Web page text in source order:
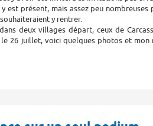
est présent, mais assez peu
y rentrer.
deux villages départ, ceux de
26 juillet, voici quelques photos et mon